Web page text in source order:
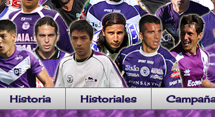
Historia Historiales